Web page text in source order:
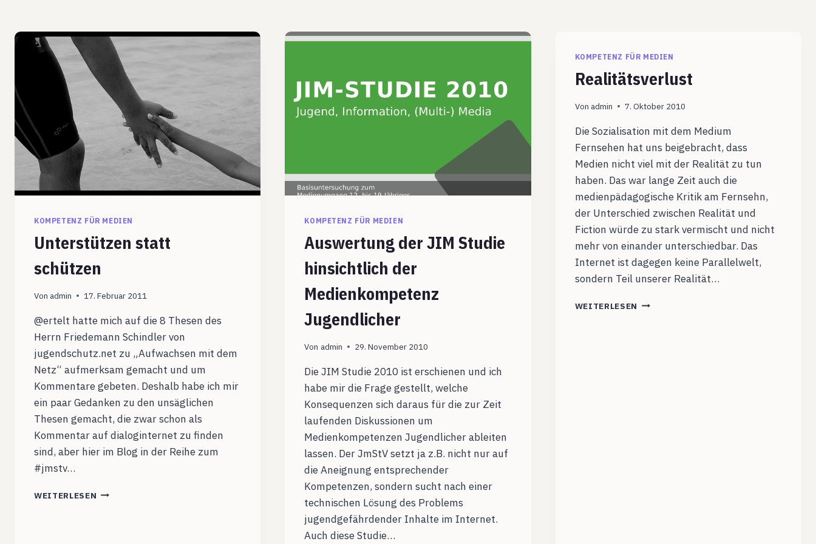
KOMPETENZ FÜR MEDIEN
Unterstützen statt
schützen
Von admin 17. Februar 2011
@ertelt hatte mich auf die 8 Thesen des
Herrn Friedemann Schindler von
jugendschutz.net zu „Aufwachsen mit dem
Netz“ aufmerksam gemacht und um
Kommentare gebeten. Deshalb habe ich mir
ein paar Gedanken zu den unsäglichen
Thesen gemacht, die zwar schon als
Kommentar auf dialoginternet zu finden
sind, aber hier im Blog in der Reihe zum
#jmstv…
WEITERLESEN UNTERSTÜTZEN
KOMPETENZ FÜR MEDIEN
Auswertung der JIM Studie
hinsichtlich der
Medienkompetenz
Jugendlicher
Von admin 29. November 2010
Die JIM Studie 2010 ist erschienen und ich
habe mir die Frage gestellt, welche
Konsequenzen sich daraus für die zur Zeit
laufenden Diskussionen um
Medienkompetenzen Jugendlicher ableiten
lassen. Der JmStV setzt ja z.B. nicht nur auf
die Aneignung entsprechender
Kompetenzen, sondern sucht nach einer
technischen Lösung des Problems
jugendgefährdender Inhalte im Internet.
Auch diese Studie…
KOMPETENZ FÜR MEDIEN
Realitätsverlust
Von admin 7. Oktober 2010
Die Sozialisation mit dem Medium
Fernsehen hat uns beigebracht, dass
Medien nicht viel mit der Realität zu tun
haben. Das war lange Zeit auch die
medienpädagogische Kritik am Fernsehn,
der Unterschied zwischen Realität und
Fiction würde zu stark vermischt und nicht
mehr von einander unterschiedbar. Das
Internet ist dagegen keine Parallelwelt,
sondern Teil unserer Realität…
WEITERLESEN REALITÄTSVERLUST